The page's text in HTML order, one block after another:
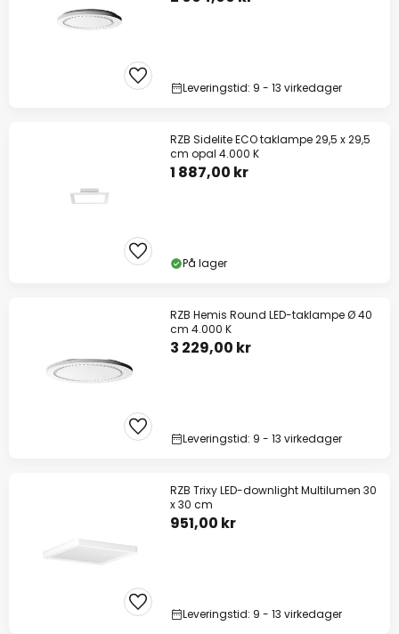
Leveringstid: 9 - 13 virkedager
RZB Sidelite ECO taklampe 29,5 x 29,5
cm opal 4.000 K
1 887,00 kr
På lager
RZB Hemis Round LED-taklampe Ø 40
cm 4.000 K
3 229,00 kr
Leveringstid: 9 - 13 virkedager
RZB Trixy LED-downlight Multilumen 30
x 30 cm
951,00 kr
Leveringstid: 9 - 13 virkedager